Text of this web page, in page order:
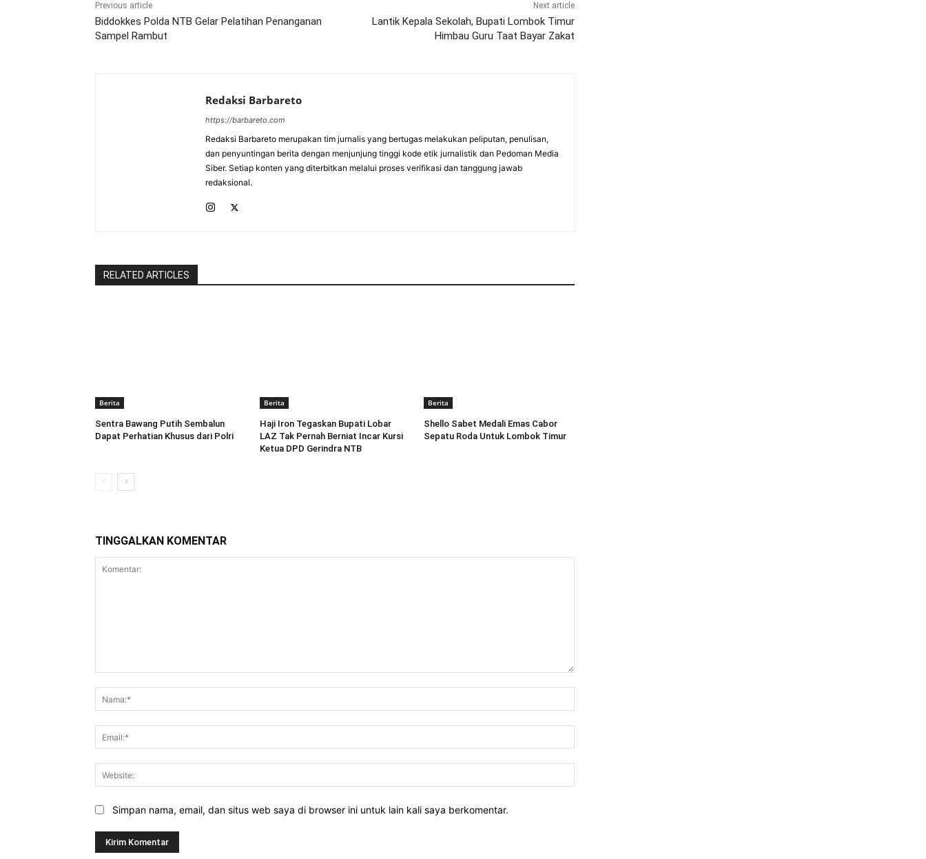
Previous article
Biddokkes Polda NTB Gelar Pelatihan Penanganan
Sampel Rambut
Next article
Lantik Kepala Sekolah, Bupati Lombok Timur
Himbau Guru Taat Bayar Zakat
Redaksi Barbareto
https://barbareto.com
Redaksi Barbareto merupakan tim jurnalis yang bertugas melakukan peliputan, penulisan,
dan penyuntingan berita dengan menjunjung tinggi kode etik jurnalistik dan Pedoman Media
Siber. Setiap konten yang diterbitkan melalui proses verifikasi dan tanggung jawab
redaksional.
RELATED ARTICLES
Berita
Sentra Bawang Putih Sembalun
Dapat Perhatian Khusus dari Polri
Berita
Haji Iron Tegaskan Bupati Lobar
LAZ Tak Pernah Berniat Incar Kursi
Ketua DPD Gerindra NTB
Berita
Shello Sabet Medali Emas Cabor
Sepatu Roda Untuk Lombok Timur
TINGGALKAN KOMENTAR
Simpan nama, email, dan situs web saya di browser ini untuk lain kali saya berkomentar.